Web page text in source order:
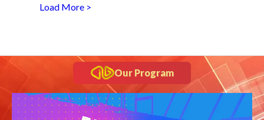
Load More >
Our Program